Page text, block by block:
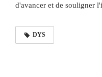
d'avancer et de souligner
DYS